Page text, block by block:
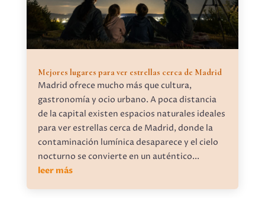
Mejores lugares para ver estrellas cerca de Madrid
Madrid ofrece mucho más que cultura,
gastronomía y ocio urbano. A poca distancia
de la capital existen espacios naturales ideales
para ver estrellas cerca de Madrid, donde la
contaminación lumínica desaparece y el cielo
nocturno se convierte en un auténtico...
leer más